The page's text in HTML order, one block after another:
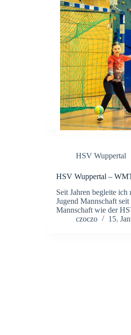
HSV Wuppertal
HSV Wuppertal –
Seit Jahren begleite
Jugend Mannschaft
Mannschaft wie der
czoczo
15.